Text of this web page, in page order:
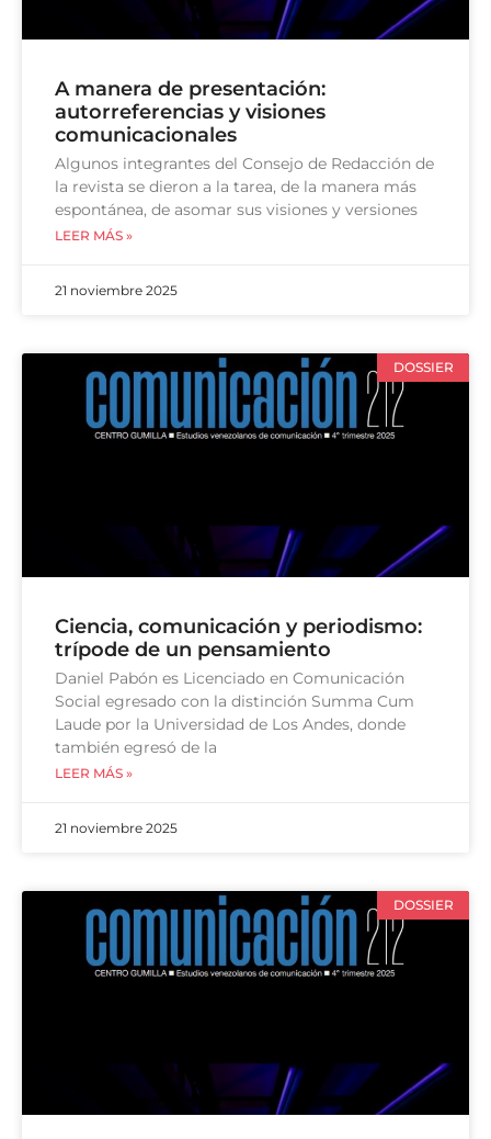
A manera de presentación:
autorreferencias y visiones
comunicacionales
Algunos integrantes del Consejo de Redacción de
la revista se dieron a la tarea, de la manera más
espontánea, de asomar sus visiones y versiones
LEER MÁS »
21 noviembre 2025
DOSSIER
Ciencia, comunicación y periodismo:
trípode de un pensamiento
Daniel Pabón es Licenciado en Comunicación
Social egresado con la distinción Summa Cum
Laude por la Universidad de Los Andes, donde
también egresó de la
LEER MÁS »
21 noviembre 2025
DOSSIER